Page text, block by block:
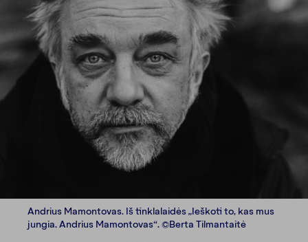
Andrius Mamontovas. Iš tinklalaidės „Ieškoti to, kas mus
jungia. Andrius Mamontovas“. ©Berta Tilmantaitė